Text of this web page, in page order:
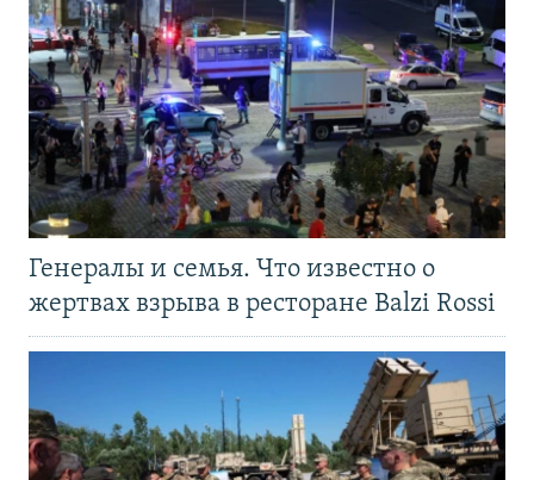
Генералы и семья. Что известно о
жертвах взрыва в ресторане Balzi Rossi